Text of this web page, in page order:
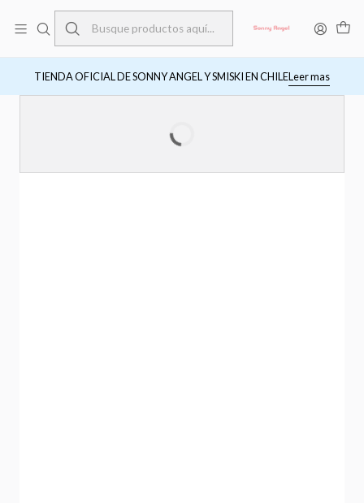
TIENDA OFICIAL DE SONNY ANGEL Y SMISKI EN CHILELeer mas